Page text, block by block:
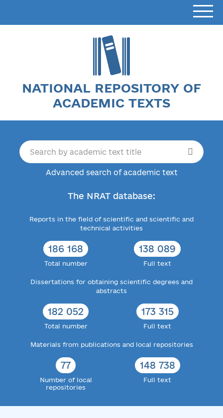
NATIONAL REPOSITORY OF
ACADEMIC TEXTS
Advanced search of academic text
The NRAT database:
Reports in the field of scientific and scientific and
technical activities
186 168
Total number
138 089
Full text
Dissertations for obtaining scientific degrees and
abstracts
182 052
Total number
173 315
Full text
Materials from publications and local repositories
77
Number of local
repositories
148 738
Full text